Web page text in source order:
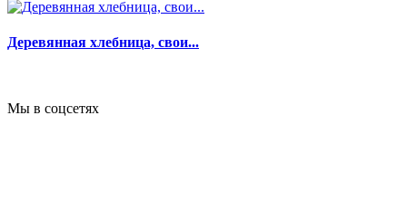
Деревянная хлебница, свои...
Мы в соцсетях